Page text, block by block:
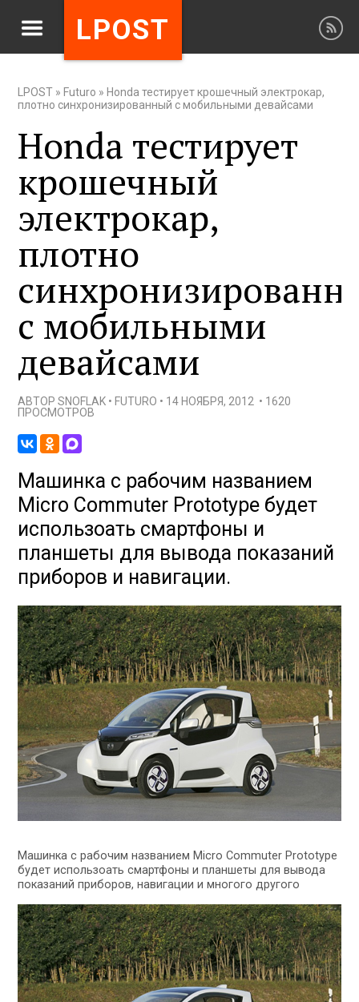
LPOST
LPOST » Futuro » Honda тестирует крошечный электрокар,
плотно синхронизированный с мобильными девайсами
Honda тестирует
крошечный
электрокар,
плотно
с мобильными
девайсами
АВТОРSNOFLAK • FUTURO • 14 НОЯБРЯ, 2012 • 1620
ПРОСМОТРОВ
Машинка с рабочим названием
Micro Commuter Prototype будет
использоать смартфоны и
планшеты для вывода показаний
приборов и навигации.
Машинка с рабочим названием Micro Commuter Prototype
будет использоать смартфоны и планшеты для вывода
показаний приборов, навигации и многого другого